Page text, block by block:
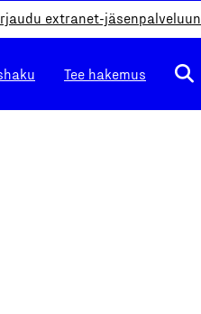
extranet-jäsenpalveluun
Tee hakemus